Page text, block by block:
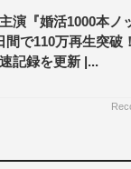
メント
という設定はも
はまさかドラマ
人公となったドラ
演『婚活1000本ノ
間で110万再生突破
記録を更新 |...